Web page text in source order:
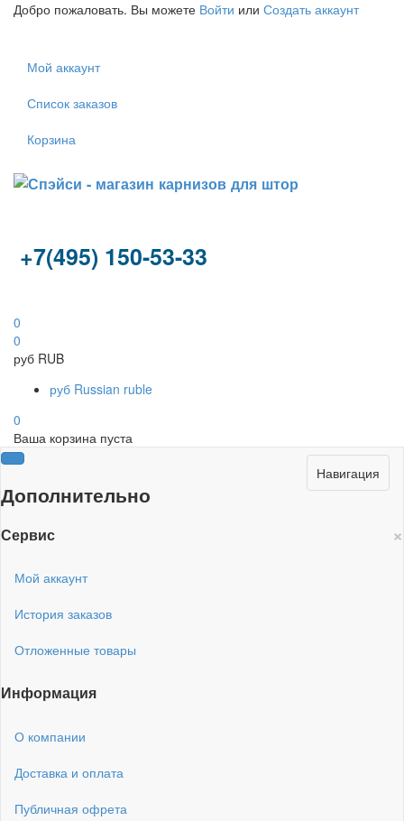
Добро пожаловать. Вы можете Войти или Создать аккаунт
Мой аккаунт
Список заказов
Корзина
+7(495) 150-53-33
0
0
руб RUB
руб Russian ruble
0
Ваша корзина пуста
Навигация
Дополнительно
×
Сервис
Мой аккаунт
История заказов
Отложенные товары
Информация
О компании
Доставка и оплата
Публичная офрета